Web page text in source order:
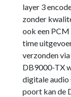
layer 3
zonder
ook een
time
verzonden
DB9000-TX
digitale audio
poort kan de